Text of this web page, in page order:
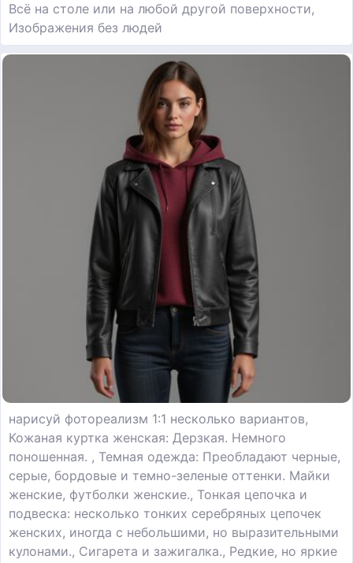
Всё на столе или на любой другой поверхности,
Изображения без людей
нарисуй фотореализм 1:1 несколько вариантов,
Кожаная куртка женская: Дерзкая. Немного
поношенная. , Темная одежда: Преобладают черные,
серые, бордовые и темно-зеленые оттенки. Майки
женские, футболки женские., Тонкая цепочка и
подвеска: несколько тонких серебряных цепочек
женских, иногда с небольшими, но выразительными
кулонами., Сигарета и зажигалка., Редкие, но яркие